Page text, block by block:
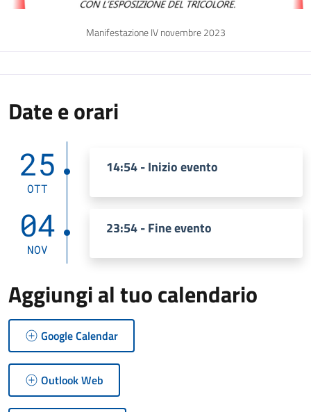
Manifestazione IV novembre 2023
Date e orari
25
OTT
14:54 - Inizio evento
04
NOV
23:54 - Fine evento
Aggiungi al tuo calendario
Google Calendar
Outlook Web